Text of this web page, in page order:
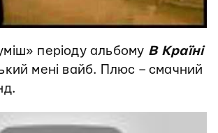
періоду альбому В Країні
мені вайб. Плюс – смачний